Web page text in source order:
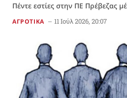
Πέντε εστίες στην ΠΕ Πρέβεζας
ΑΓΡΟΤΙΚΑ 11 Ιούλ 2026, 20:07